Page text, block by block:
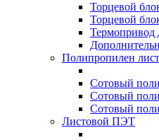
Торцевой
Торцевой
Термопривод
Полипропилен
Сотовый
Сотовый
Сотовый
Листовой ПЭТ